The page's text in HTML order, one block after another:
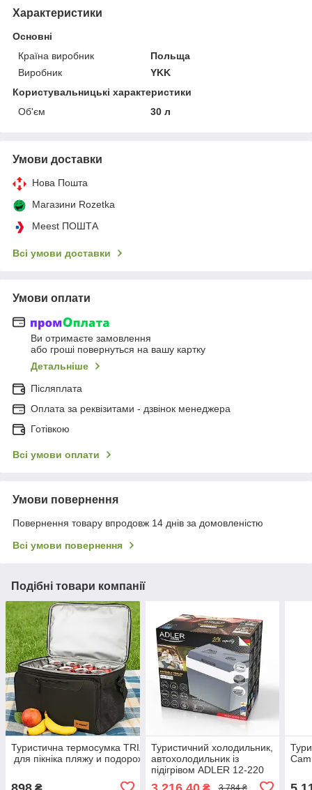
Характеристики
Основні
Країна виробник
Польща
Виробник
YKK
Користувальницькі характеристики
Об'єм
30 л
Умови доставки
Нова Пошта
Магазини Rozetka
Meest ПОШТА
Всі умови доставки
Умови оплати
Ви отримаєте замовлення
або гроші повернуться на вашу картку
Детальніше
Післяплата
Оплата за реквізитами - дзвінок менеджера
Готівкою
Всі умови оплати
Умови повернення
Повернення товару впродовж 14 днів за домовленістю
Всі умови повернення
Подібні товари компанії
Туристична термосумка TRIZAND 30L –
для пікніка пляжу и подорожей!
Туристичний холодильник,
автохолодильник із
підігрівом ADLER 12-220
В, 28 л. AD 8078 (Польща)